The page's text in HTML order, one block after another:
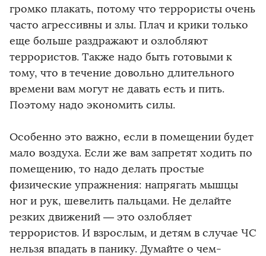
громко плакать, потому что террористы очень
часто агрессивны и злы. Плач и крики только
еще больше раздражают и озлобляют
террористов. Также надо быть готовыми к
тому, что в течение довольно длительного
времени вам могут не давать есть и пить.
Поэтому надо экономить силы.
Особенно это важно, если в помещении будет
мало воздуха. Если же вам запретят ходить по
помещению, то надо делать простые
физические упражнения: напрягать мышцы
ног и рук, шевелить пальцами. Не делайте
резких движений — это озлобляет
террористов. И взрослым, и детям в случае ЧС
нельзя впадать в панику. Думайте о чем-